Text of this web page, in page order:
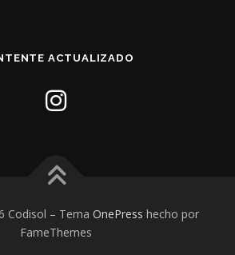
ACTUALIZADO
Codisol – Tema OnePress hecho por
FameThemes